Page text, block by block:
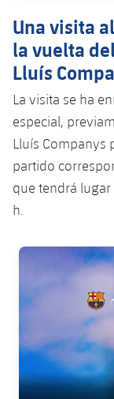
Resultados
Fotos
Historia
Resultados
Barça C
Junior
Infantil
Alevín
PLUSICON
MÁS
plusicon
más
Noticias
Atletismo
plusicon
más
Masculino
plusicon
más
Resultados
Calendario
Hockey
plusicon
más
Noticias
Hockey
Hockey
Patinaje
plusicon
Plantilla
Escuela
Rugby
plusicon
más
Una visita
la vuelta
Lluís
La visita se ha
especial,
Lluís Companys
partido
que tendrá lugar
h.
FC Barcelona club